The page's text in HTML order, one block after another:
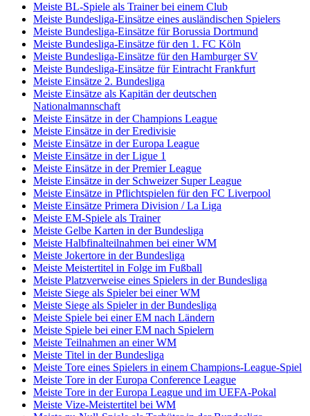
Meiste BL-Spiele als Trainer bei einem Club
Meiste Bundesliga-Einsätze eines ausländischen Spielers
Meiste Bundesliga-Einsätze für Borussia Dortmund
Meiste Bundesliga-Einsätze für den 1. FC Köln
Meiste Bundesliga-Einsätze für den Hamburger SV
Meiste Bundesliga-Einsätze für Eintracht Frankfurt
Meiste Einsätze 2. Bundesliga
Meiste Einsätze als Kapitän der deutschen
Nationalmannschaft
Meiste Einsätze in der Champions League
Meiste Einsätze in der Eredivisie
Meiste Einsätze in der Europa League
Meiste Einsätze in der Ligue 1
Meiste Einsätze in der Premier League
Meiste Einsätze in der Schweizer Super League
Meiste Einsätze in Pflichtspielen für den FC Liverpool
Meiste Einsätze Primera Division / La Liga
Meiste EM-Spiele als Trainer
Meiste Gelbe Karten in der Bundesliga
Meiste Halbfinalteilnahmen bei einer WM
Meiste Jokertore in der Bundesliga
Meiste Meistertitel in Folge im Fußball
Meiste Platzverweise eines Spielers in der Bundesliga
Meiste Siege als Spieler bei einer WM
Meiste Siege als Spieler in der Bundesliga
Meiste Spiele bei einer EM nach Ländern
Meiste Spiele bei einer EM nach Spielern
Meiste Teilnahmen an einer WM
Meiste Titel in der Bundesliga
Meiste Tore eines Spielers in einem Champions-League-Spiel
Meiste Tore in der Europa Conference League
Meiste Tore in der Europa League und im UEFA-Pokal
Meiste Vize-Meistertitel bei WM